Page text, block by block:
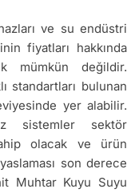
ve su endüstri
fiyatları hakkında
mümkün değildir.
standartları bulunan
yer alabilir.
sistemler sektör
olacak ve ürün
son derece
Muhtar Kuyu Suyu